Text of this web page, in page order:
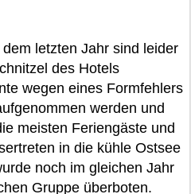
letzten Jahr sind leider
des Hotels
wegen eines Formfehlers
werden und
meisten Feriengäste und
in die kühle Ostsee
noch im gleichen Jahr
Gruppe überboten.